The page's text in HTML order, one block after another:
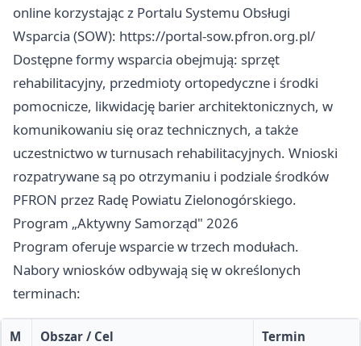
online korzystając z Portalu Systemu Obsługi
Wsparcia (SOW): https://portal-sow.pfron.org.pl/
Dostępne formy wsparcia obejmują: sprzęt
rehabilitacyjny, przedmioty ortopedyczne i środki
pomocnicze, likwidację barier architektonicznych, w
komunikowaniu się oraz technicznych, a także
uczestnictwo w turnusach rehabilitacyjnych. Wnioski
rozpatrywane są po otrzymaniu i podziale środków
PFRON przez Radę Powiatu Zielonogórskiego.
Program „Aktywny Samorząd" 2026
Program oferuje wsparcie w trzech modułach.
Nabory wniosków odbywają się w określonych
terminach:
M
Obszar / Cel
Termin